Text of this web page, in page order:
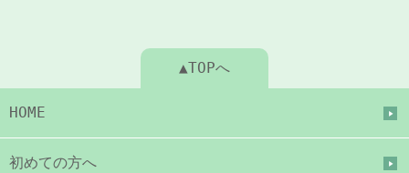
▲TOPへ
HOME
初めての方へ